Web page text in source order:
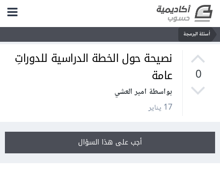
أسئلة البرمجة
0
نصيحة حول الخطة الدراسية للدوراتِ
عامة
بواسطة امير العشي
17 يناير
أجب على هذا السؤال